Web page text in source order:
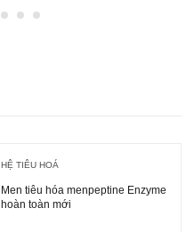
HỆ TIÊU HOÁ
Men tiêu hóa menpeptine Enzyme
hoàn toàn mới